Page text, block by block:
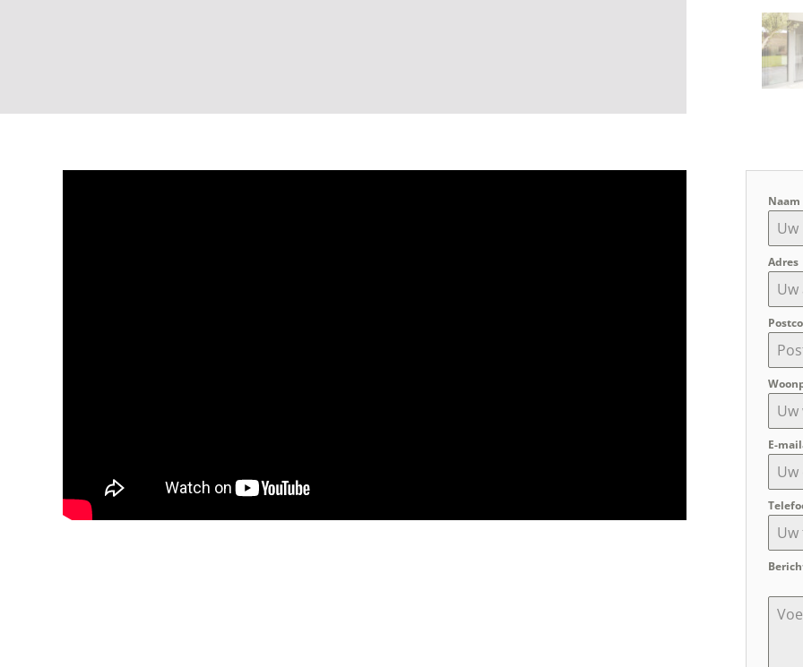
Naam
Adres
E-